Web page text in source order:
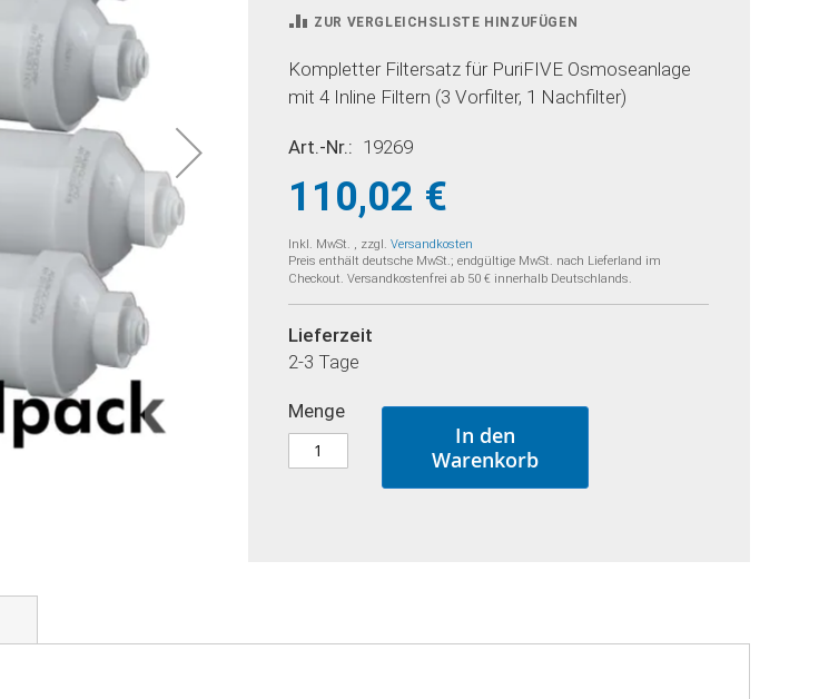
ZUR VERGLEICHSLISTE HINZUFÜGEN
Kompletter Filtersatz für PuriFIVE Osmoseanlage
mit 4 Inline Filtern (3 Vorfilter, 1 Nachfilter)
Art.-Nr. 19269
110,02 €
Inkl. MwSt. , zzgl.Versandkosten
Preis enthält deutsche MwSt.; endgültige MwSt. nach Lieferland im
Checkout. Versandkostenfrei ab 50 € innerhalb Deutschlands.
Lieferzeit
2-3 Tage
Menge
In den
Warenkorb